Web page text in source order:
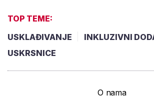
TOP TEME:
USKLAĐIVANJE
INKLUZIVNI
USKRSNICE
O nama